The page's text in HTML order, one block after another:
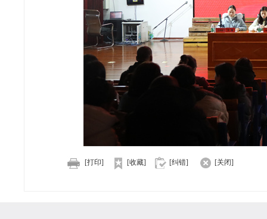
[打印] [收藏] [纠错] [关闭]